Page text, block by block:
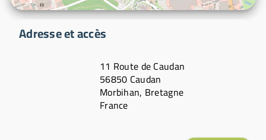
Adresse et accès
11 Route de Caudan
56850 Caudan
Morbihan, Bretagne
France